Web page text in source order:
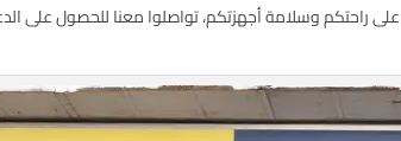
راحتكم وسلامة أجهزتكم، تواصلوا معنا للحصول على